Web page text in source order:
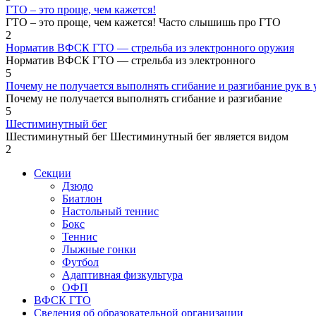
ГТО – это проще, чем кажется!
ГТО – это проще, чем кажется! Часто слышишь про ГТО
2
Норматив ВФСК ГТО — стрельба из электронного оружия
Норматив ВФСК ГТО — стрельба из электронного
5
Почему не получается выполнять сгибание и разгибание рук в
Почему не получается выполнять сгибание и разгибание
5
Шестиминутный бег
Шестиминутный бег Шестиминутный бег является видом
2
Секции
Дзюдо
Биатлон
Настольный теннис
Бокс
Теннис
Лыжные гонки
Футбол
Адаптивная физкультура
ОФП
ВФСК ГТО
Сведения об образовательной организации